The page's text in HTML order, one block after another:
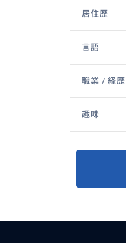
居住歴
言語
職業 / 経歴
趣味